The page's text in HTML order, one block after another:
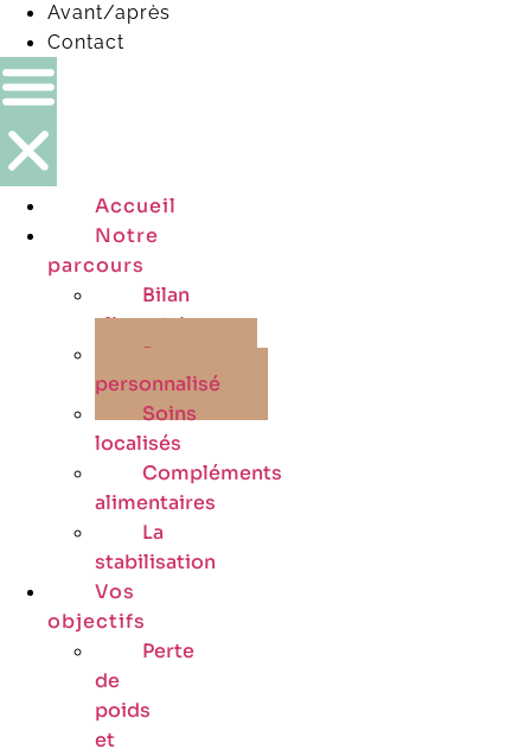
Avant/après
Contact
Accueil
Notre
parcours
Bilan
alimentaire
Programme
personnalisé
Soins
localisés
Compléments
alimentaires
La
stabilisation
Vos
objectifs
Perte
de
poids
et